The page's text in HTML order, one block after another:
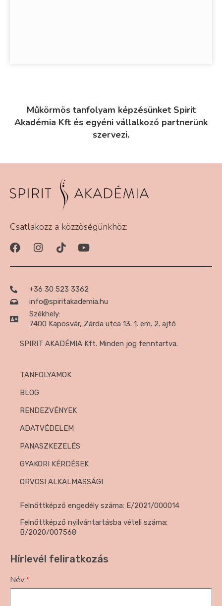
Műkörmös tanfolyam képzésünket Spirit
Akadémia Kft és egyéni vállalkozó partnerünk
szervezi.
Csatlakozz a közzöségünkhöz:
+36 30 523 3362
info@spiritakademia.hu
Székhely:
7400 Kaposvár, Zárda utca 13. 1. em. 2. ajtó
SPIRIT AKADÉMIA Kft. Minden jog fenntartva.
TANFOLYAMOK
BLOG
RENDEZVÉNYEK
ADATVÉDELEM
PANASZKEZELÉS
GYAKORI KÉRDÉSEK
ORVOSI ALKALMASSÁGI
Felnőttképző engedély száma: E/2021/000014
Felnőttképző nyilvántartásba vételi száma:
B/2020/007568
Hírlevél feliratkozás
Név:*